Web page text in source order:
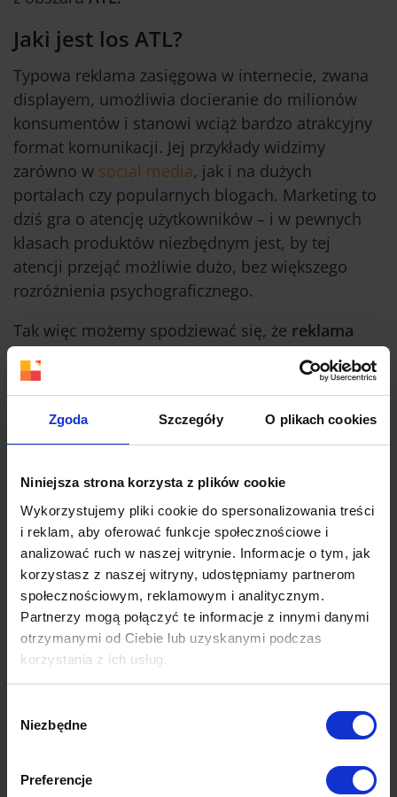
Zgoda Szczegóły O plikach cookies
Niniejsza strona korzysta z plików cookie
Wykorzystujemy pliki cookie do spersonalizowania treści
i reklam, aby oferować funkcje społecznościowe i
analizować ruch w naszej witrynie. Informacje o tym, jak
korzystasz z naszej witryny, udostępniamy partnerom
społecznościowym, reklamowym i analitycznym.
Partnerzy mogą połączyć te informacje z innymi danymi
otrzymanymi od Ciebie lub uzyskanymi podczas
korzystania z ich usług.
Polityki Prywatności Google
zgody
Niezbędne
Preferencje
Jaki jest los ATL?
Typowa reklama zasięgowa w internecie, zwana
displayem, umożliwia docieranie do milionów
konsumentów i stanowi wciąż bardzo atrakcyjny
format komunikacji. Jej przykłady widzimy
zarówno w social media, jak i na dużych
portalach czy popularnych blogach. Marketing to
dziś gra o atencję użytkowników – i w pewnych
klasach produktów niezbędnym jest, by tej
atencji przejąć możliwie dużo, bez większego
rozróżnienia psychograficznego.
Tak więc możemy spodziewać się, że reklama
w tej czy innej formie zawsze będzie obecna
– to trochę jak łowienie sardynek, w
przeciwieństwie do działań BTL,
przypominających polowania na przykład na orki
czy wieloryby. Nie da się jednak ukryć, że to
metody bardziej bezpośredniego dotarcia do
Również możliwości, jakie dają media
społecznościowe – w precyzyjnym określaniu
grupy docelowej i rozpoznawaniu zachowań
naszych odbiorców – pogłębiają przepaść
między BTL aATL. W przyszłości pojęcia te
najprawdopodobniej ulegną zespoleniu, a
masowy przekaz, dzięki przepływowi danych i
zindywidualizowany i dostosowany do potrzeb i